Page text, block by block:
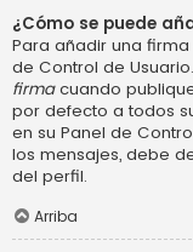
¿Cómo se puede
Para añadir una
de Control de
firmacuando
por defecto a todos
en su Panel de
los mensajes, debe
del perfil.
Arriba